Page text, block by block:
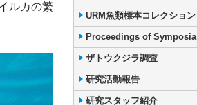
ルカの繁
URM魚類標本コレクション
Proceedings of Symposia
ザトウクジラ調査
研究活動報告
研究スタッフ紹介